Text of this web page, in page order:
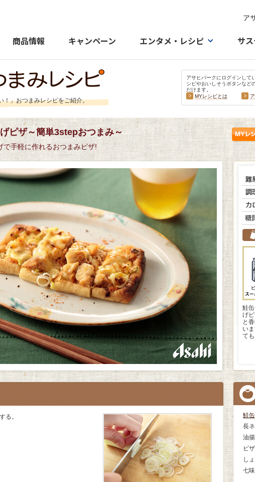
ア
商品情報 キャンペーン エンタメ・レシピ サ
！」おつまみレシピをご紹介。
アサヒパークにログインして
シピやおいしそうボタンなど
だけます。
MYレシピとは
ピザ～簡単3stepおつまみ～
手軽に作れるおつまみピザ!
鮭
げ
と
い
て
る。 鮭缶
長
油
ピ
し
七